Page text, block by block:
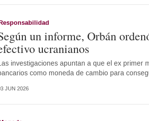
un informe, Orbán
ucranianos
investigaciones apuntan a que el ex primer
como moneda de cambio para
JUN 2026